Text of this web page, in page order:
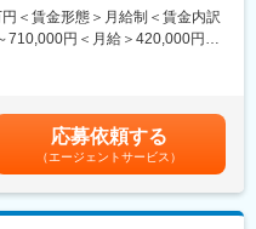
ーズに申し分なくお応えできる
リの開発
ム開発
ョン（Webアプリ）開発
ム開発 など
＜賃金形態＞月給制＜賃金内訳
710,000円＜月給＞420,000円～
)は固定手当を含めた表記です。
応募依頼する
（エージェントサービス）